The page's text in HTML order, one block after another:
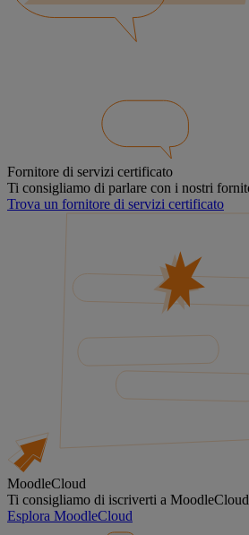
Fornitore di servizi certificato
Ti consigliamo di parlare con i nostri
Trova un fornitore di servizi certificato
MoodleCloud
Ti consigliamo di iscriverti a
Esplora MoodleCloud